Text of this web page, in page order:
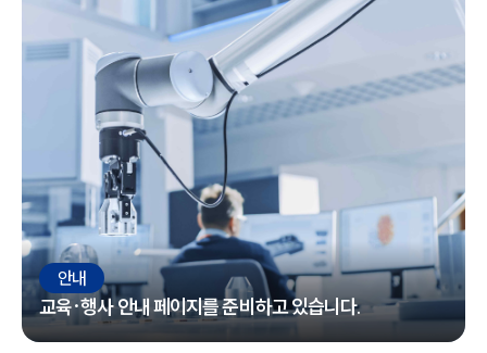
안내
교육·행사 안내 페이지를 준비하고 있습니다.